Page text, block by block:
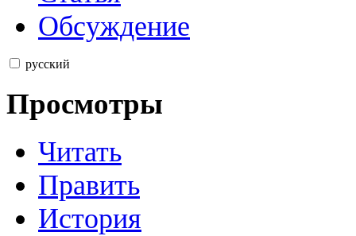
Обсуждение
русский
Просмотры
Читать
Править
История